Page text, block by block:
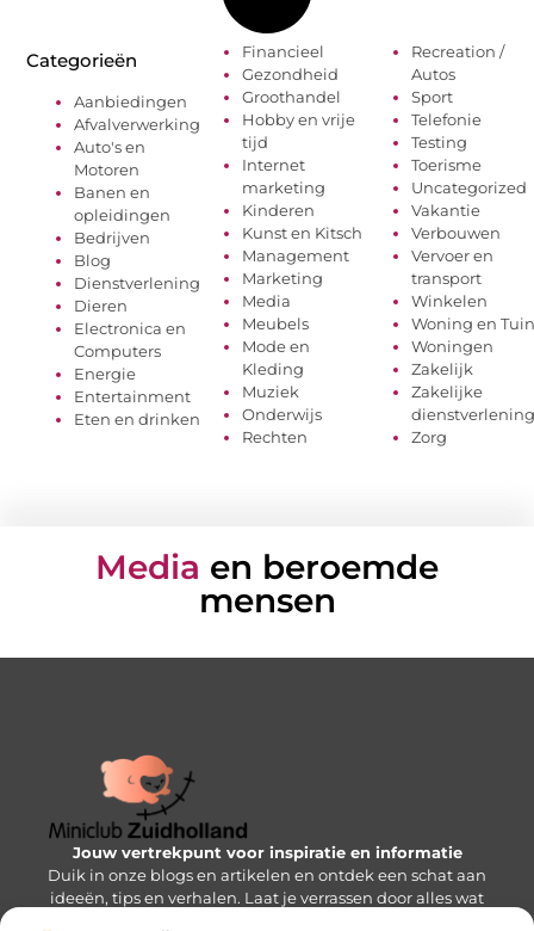
Categorieën
Aanbiedingen
Afvalverwerking
Auto's en
Motoren
Banen en
opleidingen
Bedrijven
Blog
Dienstverlening
Dieren
Electronica en
Computers
Energie
Entertainment
Eten en drinken
Financieel
Gezondheid
Groothandel
Hobby en vrije
tijd
Internet
marketing
Kinderen
Kunst en Kitsch
Management
Marketing
Media
Meubels
Mode en
Kleding
Muziek
Onderwijs
Rechten
Recreation /
Autos
Sport
Telefonie
Testing
Toerisme
Uncategorized
Vakantie
Verbouwen
Vervoer en
transport
Winkelen
Woning en Tuin
Woningen
Zakelijk
Zakelijke
dienstverlening
Zorg
Media en beroemde
mensen
Jouw vertrekpunt voor inspiratie en informatie
Duik in onze blogs en artikelen en ontdek een schat aan
ideeën, tips en verhalen. Laat je verrassen door alles wat